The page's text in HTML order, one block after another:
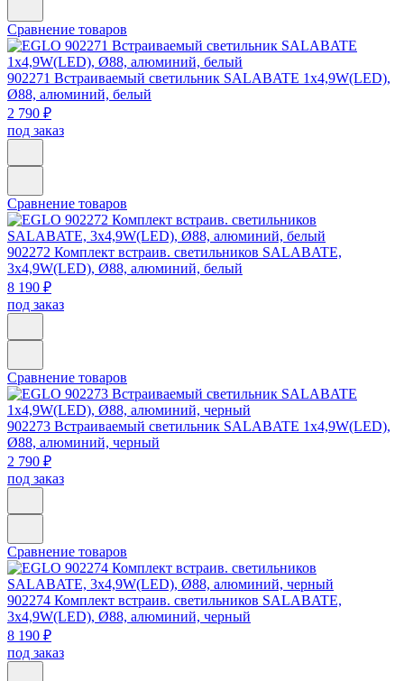
Сравнение товаров
902271 Встраиваемый светильник SALABATE 1х4,9W(LED),
Ø88, алюминий, белый
2 790 ₽
под заказ
Сравнение товаров
902272 Комплект встраив. светильников SALABATE,
3х4,9W(LED), Ø88, алюминий, белый
8 190 ₽
под заказ
Сравнение товаров
902273 Встраиваемый светильник SALABATE 1х4,9W(LED),
Ø88, алюминий, черный
2 790 ₽
под заказ
Сравнение товаров
902274 Комплект встраив. светильников SALABATE,
3х4,9W(LED), Ø88, алюминий, черный
8 190 ₽
под заказ